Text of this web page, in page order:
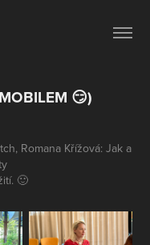
😏)
Romana Křížová: Jak a
🙂